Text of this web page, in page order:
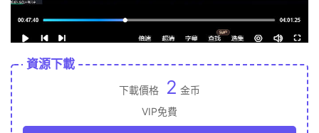
資源下載
下載價格 2 金币
VIP免費